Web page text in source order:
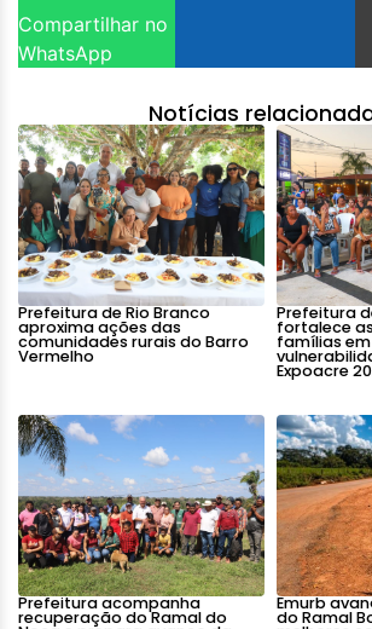
Compartilhar no
WhatsApp
Notícias
Prefeitura de Rio Branco
aproxima ações das
comunidades rurais do Barro
Vermelho
Prefeitura
fortalece
famílias
Expoacre
Prefeitura acompanha
recuperação do Ramal do
Emurb
do Ramal